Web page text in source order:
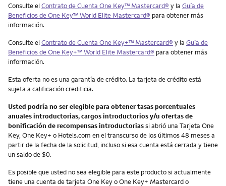
Consulte elContrato de Cuenta One Key™ Mastercard® y la Guía de
Beneficios de One Key™ World Elite Mastercard® para obtener más
información.
Consulte elContrato de Cuenta One Key+™ Mastercard® y la Guía de
Beneficios de One Key+™ World Elite Mastercard® para obtener más
información.
Esta oferta no es una garantía de crédito. La tarjeta de crédito está
sujeta a calificación crediticia.
Usted podría no ser elegible para obtener tasas porcentuales
anuales introductorias, cargos introductorios y/u ofertas de
bonificación de recompensas introductoriassi abrió una Tarjeta One
Key, One Key+ o Hotels.com en el transcurso de los últimos 48 meses a
partir de la fecha de la solicitud, incluso si esa cuenta está cerrada y tiene
un saldo de $0.
Es posible que usted no sea elegible para este producto si actualmente
tiene una cuenta de tarjeta One Key o One Key+ Mastercard o